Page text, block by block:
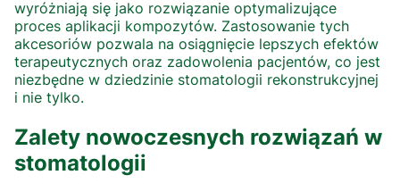
wyróżniają się jako rozwiązanie optymalizujące
proces aplikacji kompozytów. Zastosowanie tych
akcesoriów pozwala na osiągnięcie lepszych efektów
terapeutycznych oraz zadowolenia pacjentów, co jest
niezbędne w dziedzinie stomatologii rekonstrukcyjnej
i nie tylko.
Zalety nowoczesnych rozwiązań w
stomatologii